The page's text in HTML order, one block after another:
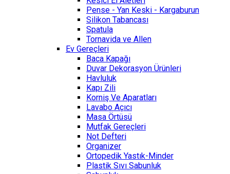
Pense - Yan Keski - Kargaburun
Silikon Tabancası
Spatula
Tornavida ve Allen
Ev Gereçleri
Baca Kapağı
Duvar Dekorasyon Ürünleri
Havluluk
Kapı Zili
Korniş Ve Aparatları
Lavabo Açıcı
Masa Örtüsü
Mutfak Gereçleri
Not Defteri
Organizer
Ortopedik Yastık-Minder
Plastik Sıvı Sabunluk